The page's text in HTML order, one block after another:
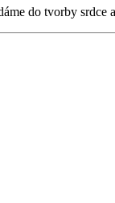
do tvorby srdce